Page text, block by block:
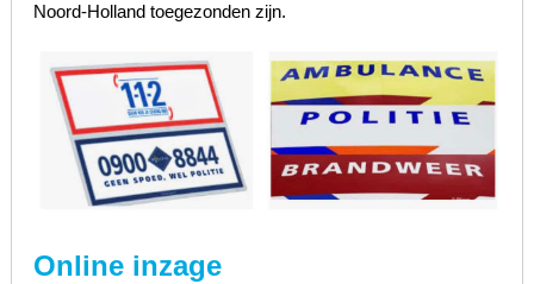
Noord-Holland toegezonden zijn.
Online inzage